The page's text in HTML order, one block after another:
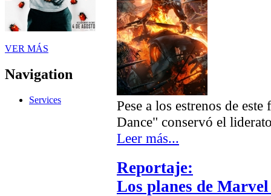
VER MÁS
Navigation
Services
Pese a los estrenos de
Dance" conservó el
Leer más...
Reportaje:
Los planes de